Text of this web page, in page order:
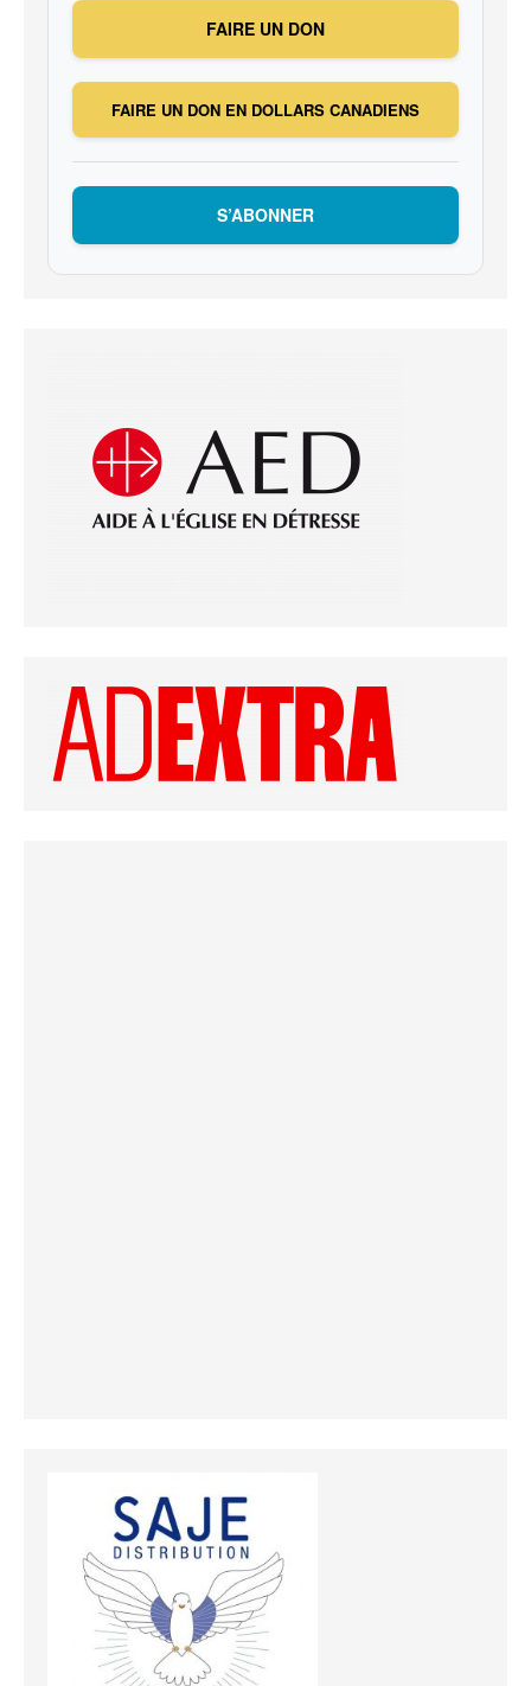
FAIRE UN DON
FAIRE UN DON EN DOLLARS CANADIENS
S’ABONNER